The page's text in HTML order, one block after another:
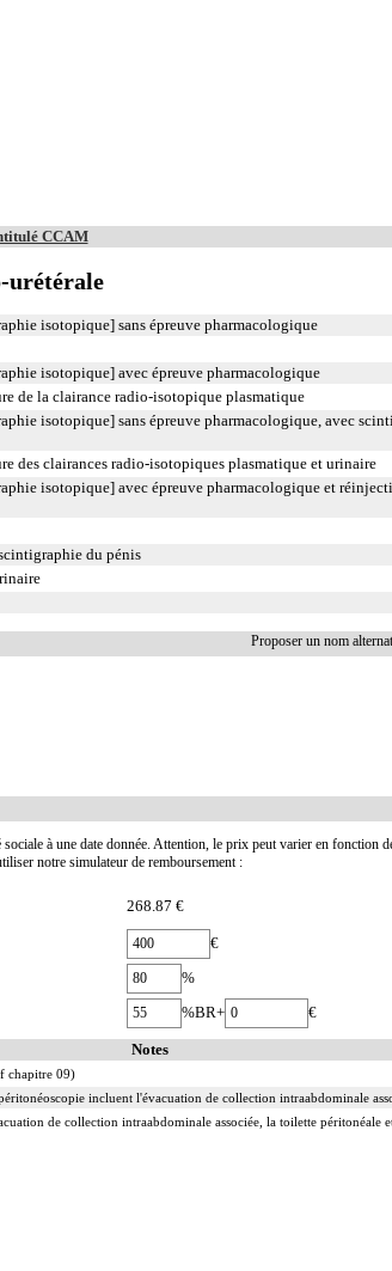
CCAM
urétérale
isotopique] sans épreuve pharmacologique
isotopique] avec épreuve pharmacologique
de la clairance radio-isotopique plasmatique
isotopique] sans épreuve pharmacologique, avec
des clairances radio-isotopiques plasmatique et urinaire
isotopique] avec épreuve pharmacologique et
du pénis
Proposer un nom
à une date donnée. Attention, le prix peut varier en
notre simulateur de remboursement :
268.87 €
€
%
%BR+ €
Notes
chapitre 09)
incluent l'évacuation de collection intraabdominale
de collection intraabdominale associée, la toilette péritonéale